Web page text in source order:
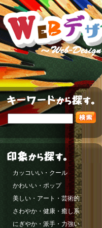
カッコいい・クール
かわいい・ポップ
美しい・アート・芸術的
さわやか・健康・癒し系
にぎやか・派手・力強い